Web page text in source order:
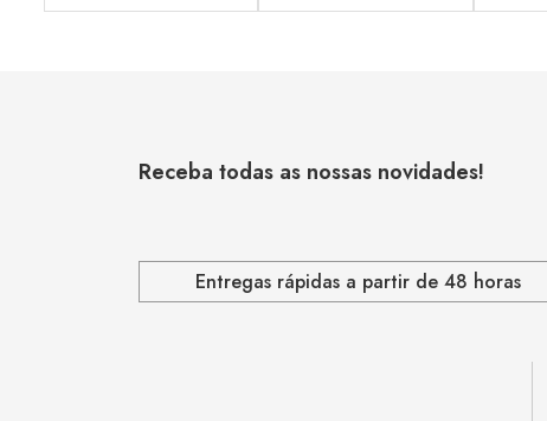
Receba todas as nossas novidades!
Entregas rápidas a partir de 48 horas